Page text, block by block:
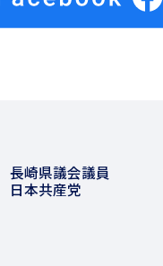
長崎県議会議員
日本共産党